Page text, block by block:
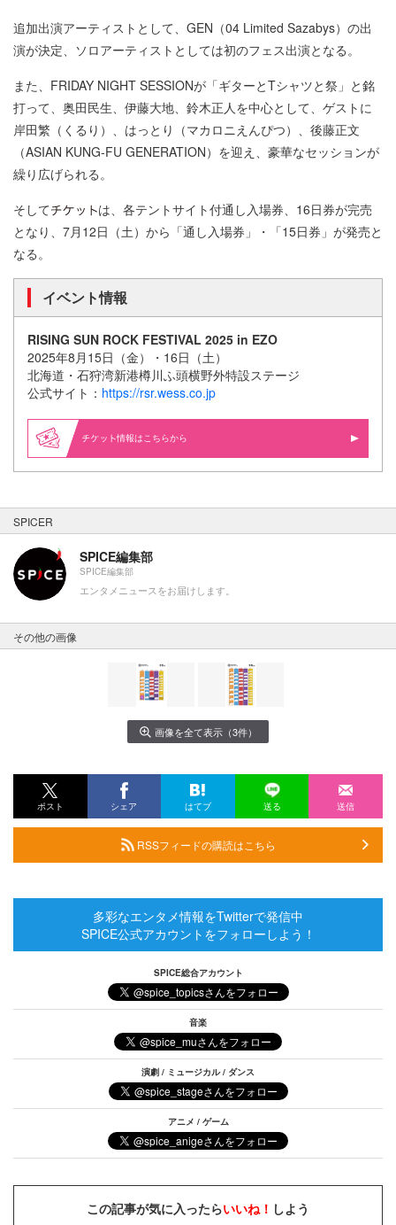
追加出演アーティストとして、GEN（04 Limited Sazabys）の出
演が決定、ソロアーティストとしては初のフェス出演となる。
また、FRIDAY NIGHT SESSIONが「ギターとTシャツと祭」と銘
打って、奥田民生、伊藤大地、鈴木正人を中心として、ゲストに
岸田繁（くるり）、はっとり（マカロニえんぴつ）、後藤正文
（ASIAN KUNG-FU GENERATION）を迎え、豪華なセッションが
繰り広げられる。
そして
は、各テントサイト付通し入場券、16日券が完売
となり、7月12日（土）から「通し入場券」・「15日券」が発売と
なる。
イベント情報
RISING SUN ROCK FESTIVAL 2025 in EZO
2025年8月15日（金）・16日（土）
北海道・石狩湾新港樽川ふ頭横野外特設ステージ
公式サイト： https://rsr.wess.co.jp
情報はこちらから
SPICER
SPICE編集部
SPICE編集部
エンタメニュースをお届けします。
その他の画像
画像を全て表示（3件）
ポスト シェア はてブ 送る 送信
RSSフィードの購読はこちら
多彩なエンタメ情報をTwitterで発信中
SPICE公式アカウントをフォローしよう！
SPICE総合アカウント
音楽
演劇 / ミュージカル / ダンス
アニメ / ゲーム
この記事が気に入ったらいいね！ しよう